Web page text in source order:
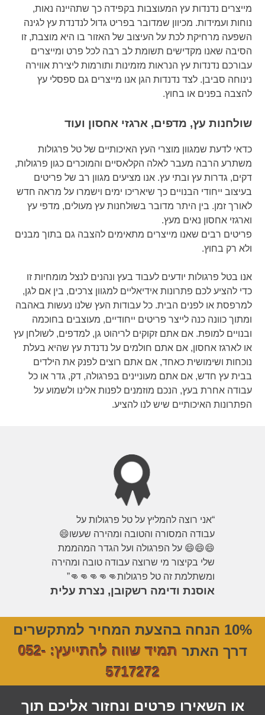
מייצרים נדנדות עץ המעוצבות בקפידה כך שתהיינה נאות,
נוחות ועמידות. מכיוון שמדובר בפריט גדול לנדנדת עץ לגינה
השפעה מרחיקת לכת על העיצוב של האזור בו היא מוצבת, זו
הסיבה שאנו מקדישים תשומת לב רבה לכל פרט ומייצרים
עבורכם נדנדות עץ הנראות מזמינות ותורמות ליצירת אווירה
נינוחה סביבן. לצד נדנדות הגן אנו מייצרים גם ספסלי עץ
להצבה בפנים או בחוץ.
שולחנות עץ, מדפים, ארגזי אחסון ועוד
כדאי לדעת שמגוון מוצרי העץ האיכותיים של טל פרגולות
משתרע הרבה מעבר לאלה הקלאסיים והמוכרים כגון פרגולות,
דקים, גדרות עץ ובתי עץ. אנו מציעים מגוון רב של פריטים
בעיצוב ייחודי הבנויים כך שיאריכו ימים וישמרו על מראה חדש
לאורך זמן. בין היתר מדובר בשולחנות עץ מעולים, מדפי עץ
וארגזי אחסון נאים מעץ.
פריטים רבים שאנו מייצרים מתאימים להצבה גם בתוך מבנים
ולא רק בחוץ.
אנו בטל פרגולות יודעים לעבוד בעץ ונהנים לנצל מומחיות זו
כדי להציע לכם פתרונות אידיאליים למגוון צרכים, בין אם לגן,
למרפסת או לפנים הבית. כל עבודות העץ שלנו נעשות באהבה
ומתוך כוונה כנה לייצר פריטים ייחודיים, מעוצבים בחוכמה
ובנויים למופת. אם אתם זקוקים לריהוט גן, למדפים, לשולחן עץ
או לארגז אחסון, אם אתם חולמים על נדנדת עץ שהיא בעלת
נוכחות ושימושית כאחד, אם אתם רוצים לפנק את הילדים
בבית עץ חדש, אם אתם מעוניינים בפרגולה, דק, גדר או כל
עבודה אחרת בעץ, הנכם מוזמנים לפנות אלינו ולשמוע על
הפתרונות האיכותיים שיש לנו להציע.
“אני רוצה להמליץ על טל פרגולות על
עבודה המסורה והטובה ומהירה שעשו😄
😄😄😄 על הפרגולה ועל הגדר המהממת
שלי בקיצור מי שרוצה עבודה טובה ומהירה
ומשתלמת זה טל פרגולות👊👊👊👊👊”
אוסנת ודימה רשקובן, נצרת עלית
10% הנחה בהצעת המחיר למתקשרים
דרך האתר
תמיד שווה להתייעץ: 052-
5717272
או השאירו פרטים ונחזור אליכם תוך